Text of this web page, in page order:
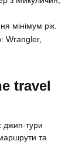
мінімум рік.
Wrangler,
travel
джип-тури
та